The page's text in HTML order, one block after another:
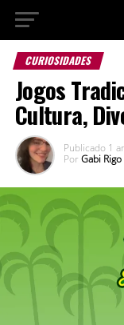
CURIOSIDADES
Jogos
Cultura,
Publicado 1
Por Gabi Rigo